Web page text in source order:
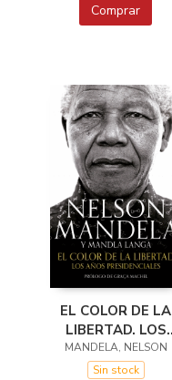
Comprar
EL COLOR DE LA
LIBERTAD. LOS
AÑOS
PRESIDENCIALES
MANDELA, NELSON
Sin stock